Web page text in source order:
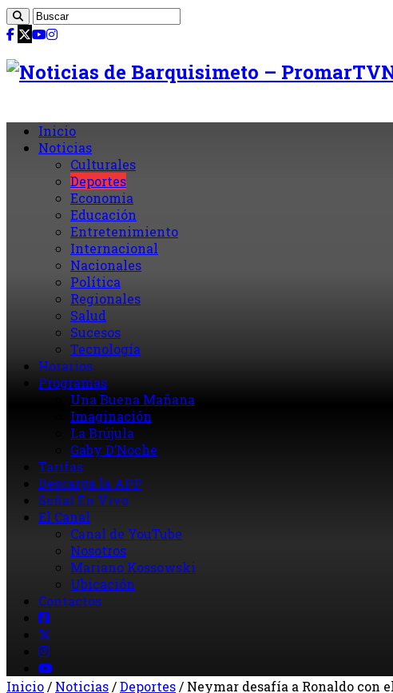
Inicio
Noticias
Culturales
Deportes
Economia
Educación
Entretenimiento
Internacional
Nacionales
Política
Regionales
Salud
Sucesos
Tecnología
Horarios
Programas
Una Buena Mañana
Imaginación
La Brújula
Gaby D’Noche
Tarifas
Descarga la APP
Señal En Vivo
El Canal
Canal de YouTube
Nosotros
Mariano Kossowski
Ubicación
Contactos
Inicio/ Noticias/Deportes/ Neymar desafía a Ronaldo con